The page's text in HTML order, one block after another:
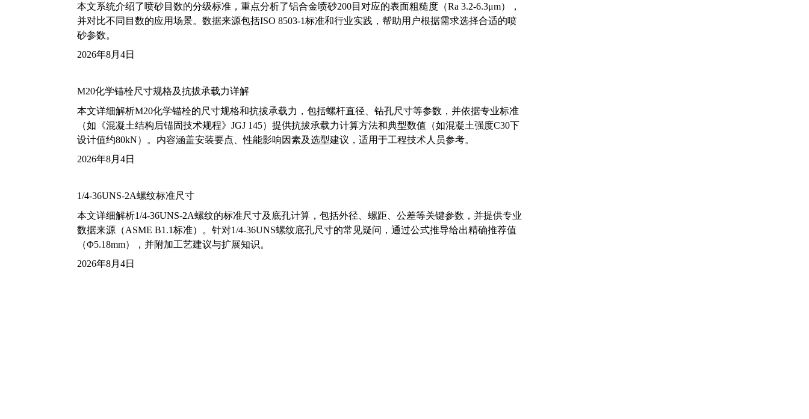
本文系统介绍了喷砂目数的分级标准，重点分析了铝合金喷砂200目对应的表面粗糙度（Ra 3.2-6.3μm），
并对比不同目数的应用场景。数据来源包括ISO 8503-1标准和行业实践，帮助用户根据需求选择合适的喷
砂参数。
2026年8月4日
M20化学锚栓尺寸规格及抗拔承载力详解
本文详细解析M20化学锚栓的尺寸规格和抗拔承载力，包括螺杆直径、钻孔尺寸等参数，并依据专业标准
（如《混凝土结构后锚固技术规程》JGJ 145）提供抗拔承载力计算方法和典型数值（如混凝土强度C30下
设计值约80kN）。内容涵盖安装要点、性能影响因素及选型建议，适用于工程技术人员参考。
2026年8月4日
1/4-36UNS-2A螺纹标准尺寸
本文详细解析1/4-36UNS-2A螺纹的标准尺寸及底孔计算，包括外径、螺距、公差等关键参数，并提供专业
数据来源（ASME B1.1标准）。针对1/4-36UNS螺纹底孔尺寸的常见疑问，通过公式推导给出精确推荐值
（Φ5.18mm），并附加工艺建议与扩展知识。
2026年8月4日